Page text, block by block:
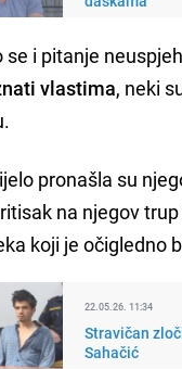
se i pitanje
vlastima, neki
pronašla su
na njegov
koji je očigledno
22.05.26. 11:34
Stravičan
Sahačić